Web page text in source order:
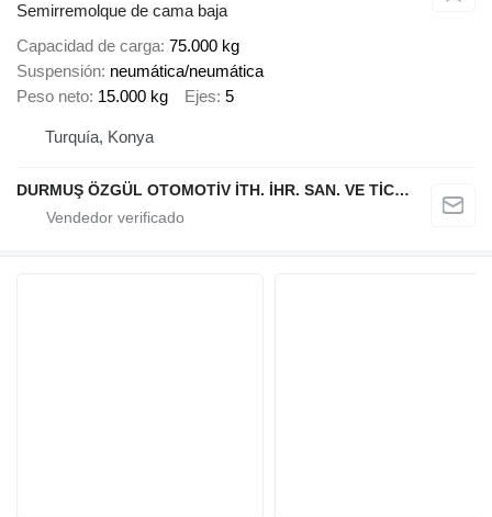
Semirremolque de cama baja
Capacidad de carga 75.000 kg
Suspensión neumática/neumática
Peso neto 15.000 kg Ejes 5
Turquía, Konya
DURMUŞ ÖZGÜL OTOMOTİV İTH. İHR. SAN. VE TİC. A.Ş